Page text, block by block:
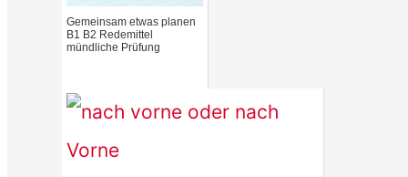
f
o
r
Gemeinsam etwas planen
B1 B2 Redemittel
mündliche Prüfung